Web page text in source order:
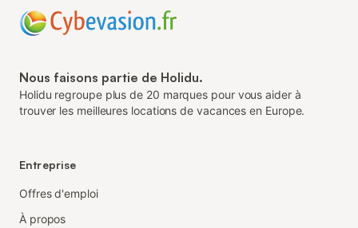
Nous faisons partie de Holidu.
Holidu regroupe plus de 20 marques pour vous aider à
trouver les meilleures locations de vacances en Europe.
Entreprise
Offres d'emploi
À propos